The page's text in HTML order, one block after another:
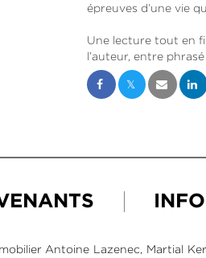
épreuves d’une vie
Une lecture tout en
l’auteur, entre
Antoine Lazenec, Martial